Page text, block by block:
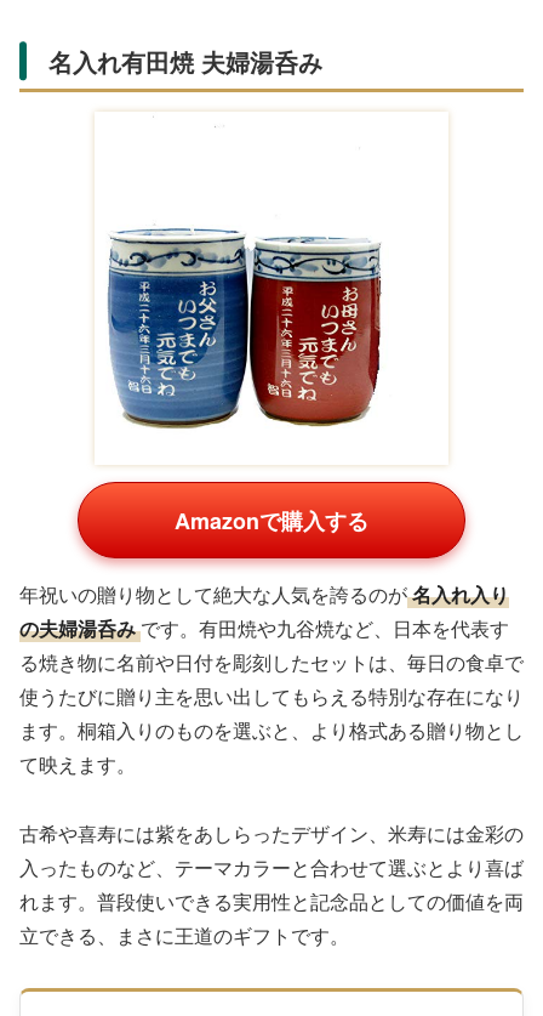
名入れ有田焼 夫婦湯呑み
Amazonで購入する
年祝いの贈り物として絶大な人気を誇るのが名入れ入り
の夫婦湯呑み です。有田焼や九谷焼など、日本を代表す
る焼き物に名前や日付を彫刻したセットは、毎日の食卓で
使うたびに贈り主を思い出してもらえる特別な存在になり
ます。桐箱入りのものを選ぶと、より格式ある贈り物とし
て映えます。
古希や喜寿には紫をあしらったデザイン、米寿には金彩の
入ったものなど、テーマカラーと合わせて選ぶとより喜ば
れます。普段使いできる実用性と記念品としての価値を両
立できる、まさに王道のギフトです。